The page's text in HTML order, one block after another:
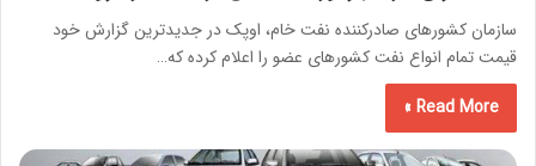
سازمان کشورهای صادرکننده نفت خام، اوپک در جدیدترین گزارش خود
قیمت تمام انواع نفت کشورهای عضو را اعلام کرده که…
Read More »